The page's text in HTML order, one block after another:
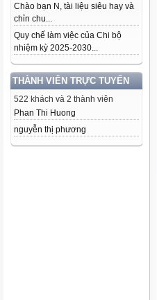
Chào bạn N, tài liệu siêu hay và
chỉn chu...
Quy chế làm việc của Chi bộ
nhiệm kỳ 2025-2030...
THÀNH VIÊN TRỰC TUYẾN
522 khách và 2 thành viên
Phan Thi Huong
nguyễn thị phương